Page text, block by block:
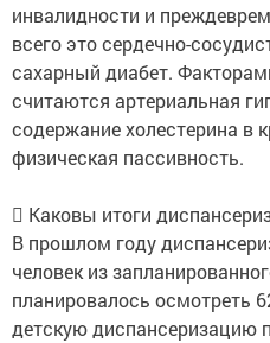
инвалидности и
всего это сердечно-
сахарный диабет.
считаются артериальная
содержание холестерина в
физическая пассивность.
 Каковы итоги
В прошлом году
человек из
планировалось осмотреть
детскую диспансеризацию